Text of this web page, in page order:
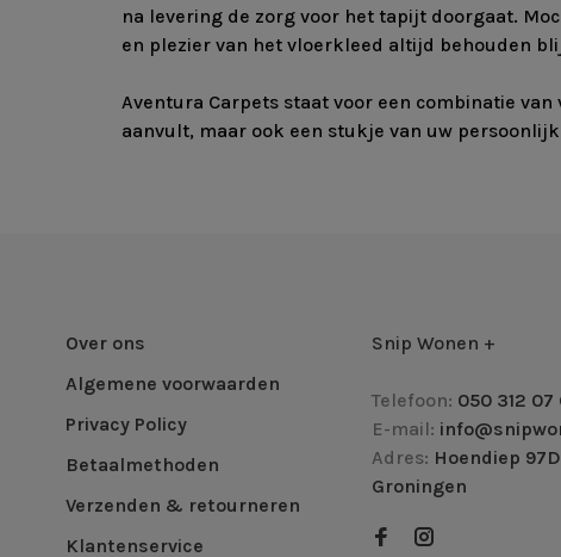
na levering de zorg voor het tapijt doorgaat.
en plezier van het vloerkleed altijd behouden
Aventura Carpets staat voor een combinatie
aanvult, maar ook een stukje van uw
Over ons
Algemene voorwaarden
Privacy Policy
Betaalmethoden
Verzenden & retourneren
Klantenservice
Snip Wonen +
Telefoon: 050 312 07
E-mail:
Adres: Hoendiep
Groningen